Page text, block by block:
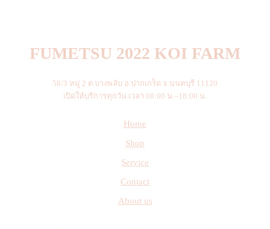
FUMETSU 2022 KOI FARM
58/3 หมู่ 2 ต.บางพลับ อ.ปากเกร็ด จ.นนทบุรี 11120
เปิดให้บริการทุกวัน เวลา 08:00 น.–18:00 น.
Home
Shop
Service
Contact
About us